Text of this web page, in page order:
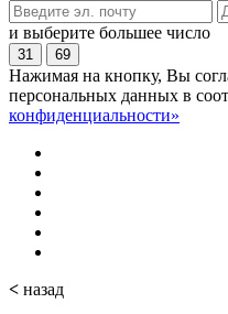
и выберите большее число
31 69
Нажимая на кнопку, Вы
персональных данных в
конфиденциальности»
< назад